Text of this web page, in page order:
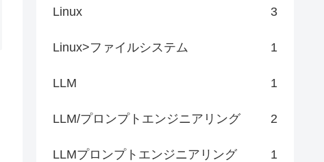
Linux 3
Linux>ファイルシステム 1
LLM 1
LLM/プロンプトエンジニアリング 2
LLMプロンプトエンジニアリング 1